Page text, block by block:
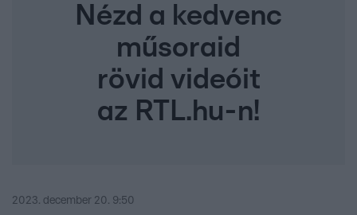
Nézd a kedvenc
műsoraid
rövid videóit
az RTL.hu-n!
2023. december 20. 9:50